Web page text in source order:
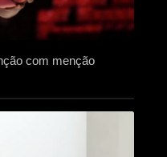
com menção